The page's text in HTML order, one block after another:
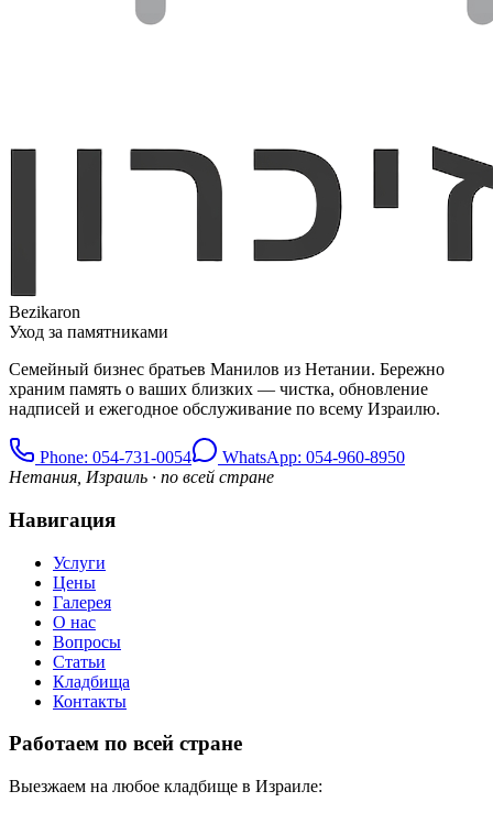
Bezikaron
Уход за памятниками
Семейный бизнес братьев Манилов из Нетании. Бережно
храним память о ваших близких — чистка, обновление
надписей и ежегодное обслуживание по всему Израилю.
Phone: 054-731-0054
WhatsApp: 054-960-8950
Нетания, Израиль · по всей стране
Навигация
Услуги
Цены
Галерея
О нас
Вопросы
Статьи
Кладбища
Контакты
Работаем по всей стране
Выезжаем на любое кладбище в Израиле: